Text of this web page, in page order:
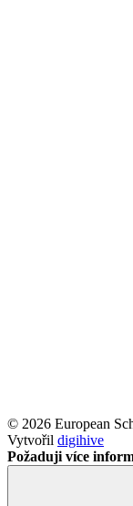
© 2026 European
Vytvořil digihive
Požaduji více